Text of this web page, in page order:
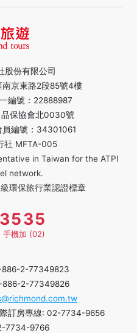
股份有限公司
京東路2段85號4樓
編號：22888987
保協會北0030號
員編號：34301061
社 MFTA-005
in Taiwan for the ATPI
network.
環保旅行業認證標章
手機加 (02)
2-77349823
2-77349826
訂房專線: 02-7734-9656
7734-9766